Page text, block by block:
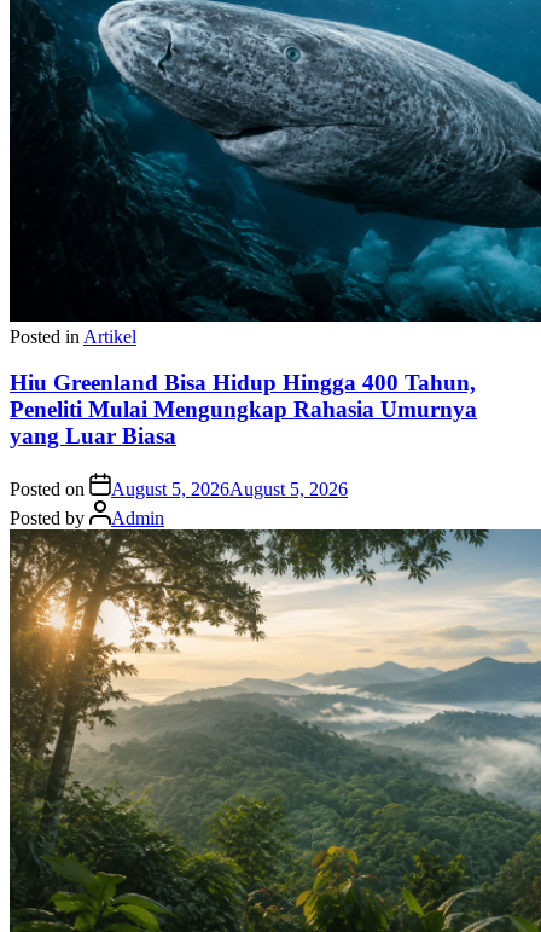
Posted in Artikel
Hiu Greenland Bisa Hidup Hingga 400 Tahun,
Peneliti Mulai Mengungkap Rahasia Umurnya
yang Luar Biasa
Posted on August 5, 2026August 5, 2026
Posted by
Admin